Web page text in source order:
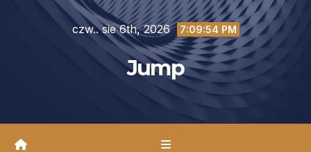
czw.. sie 6th, 2026 7:09:55 PM
Jump